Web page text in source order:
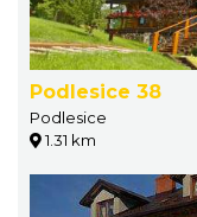
Podlesice 38
Podlesice
1.31 km